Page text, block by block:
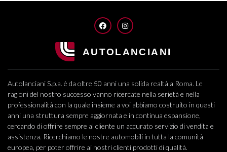
FACEBOOKINSTAGRAM
Autolanciani S.p.a. è da oltre 50 anni una solida realtà a Roma. Le
ragioni del nostro successo vanno ricercate nella serietà e nella
professionalità con la quale insieme a voi abbiamo costruito in questi
anni una struttura sempre aggiornata e in continua espansione,
cercando di offrire sempre al cliente un accurato servizio di vendita e
assistenza. Ricerchiamo le nostre automobili in tutta la comunità
europea, per poter offrire ai nostri clienti prodotti di qualità.